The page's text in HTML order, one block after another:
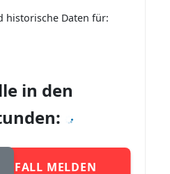
historische Daten für:
in den
MELDEN